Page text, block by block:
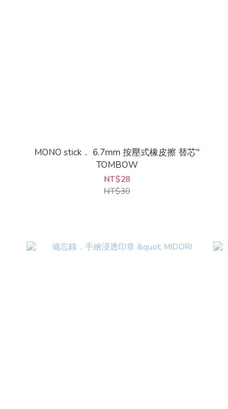
MONO stick． 6.7mm 按壓式橡皮擦 替芯"
TOMBOW
NT$28
NT$30